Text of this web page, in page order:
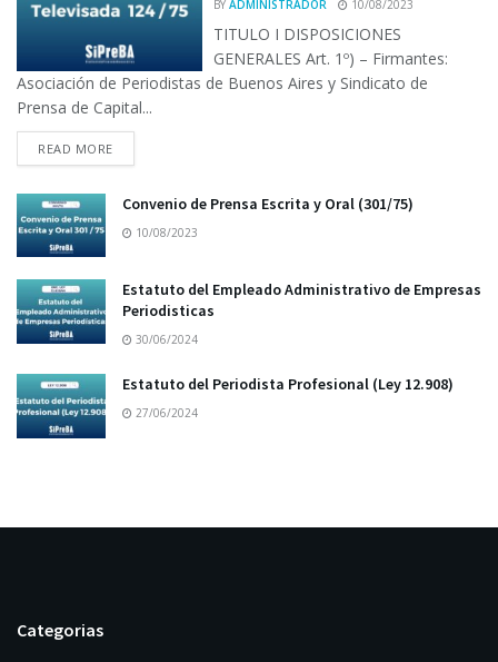
BY ADMINISTRADOR 10/08/2023
TITULO I DISPOSICIONES
GENERALES Art. 1º) – Firmantes:
Asociación de Periodistas de Buenos Aires y Sindicato de
Prensa de Capital...
READ MORE
Convenio de Prensa Escrita y Oral (301/75)
10/08/2023
Estatuto del Empleado Administrativo de Empresas
Periodisticas
30/06/2024
Estatuto del Periodista Profesional (Ley 12.908)
27/06/2024
Categorias